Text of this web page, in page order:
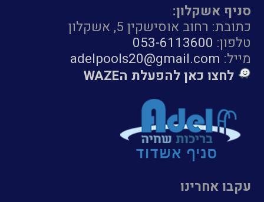
סניף אשקלון:
כתובת: רחוב אוסישקין 5, אשקלון
טלפון: 053-6113600
מייל: adelpools20@gmail.com
לחצו כאן להפעלת הWAZE
עקבו אחרינו